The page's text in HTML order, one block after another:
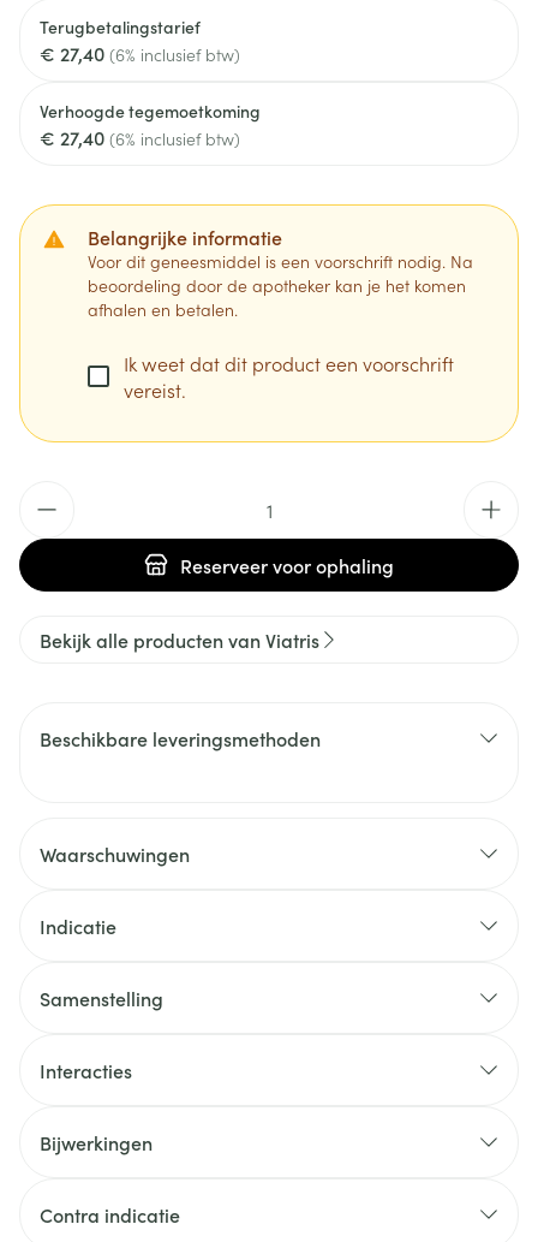
Terugbetalingstarief
€ 27,40 (6% inclusief btw)
Verhoogde tegemoetkoming
€ 27,40 (6% inclusief btw)
Belangrijke informatie
Voor dit geneesmiddel is een voorschrift nodig. Na
beoordeling door de apotheker kan je het komen
afhalen en betalen.
Ik weet dat dit product een voorschrift
vereist.
Reserveervoor ophaling
Bekijk alle producten van Viatris
Beschikbare leveringsmethoden
Waarschuwingen
Indicatie
Samenstelling
Interacties
Bijwerkingen
Contra indicatie